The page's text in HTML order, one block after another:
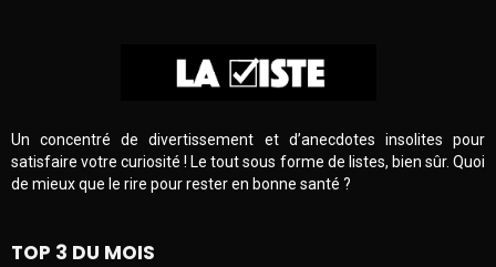
Un concentré de divertissement et d’anecdotes insolites pour
satisfaire votre curiosité ! Le tout sous forme de listes, bien sûr. Quoi
de mieux que le rire pour rester en bonne santé ?
TOP 3 DU MOIS